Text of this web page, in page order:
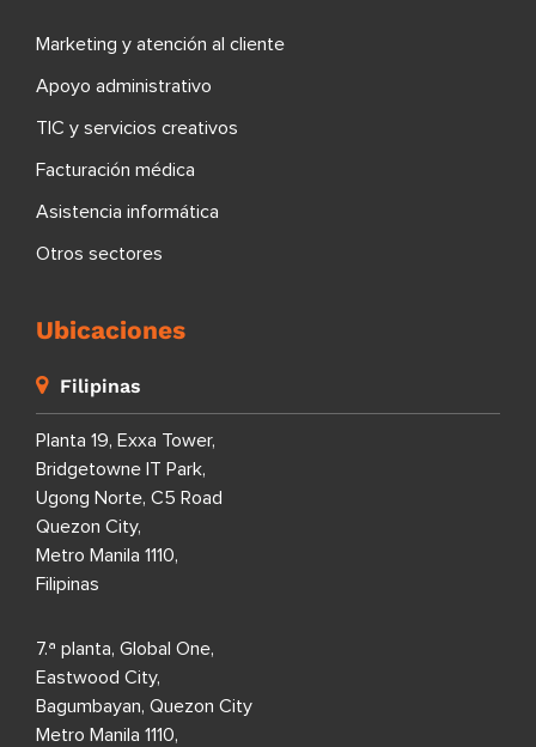
Marketing y atención al cliente
Apoyo administrativo
TIC y servicios creativos
Facturación médica
Asistencia informática
Otros sectores
Ubicaciones
Filipinas
Planta 19, Exxa Tower,
Bridgetowne IT Park,
Ugong Norte, C5 Road
Quezon City,
Metro Manila 1110,
Filipinas
7.ª planta, Global One,
Eastwood City,
Bagumbayan, Quezon City
Metro Manila 1110,